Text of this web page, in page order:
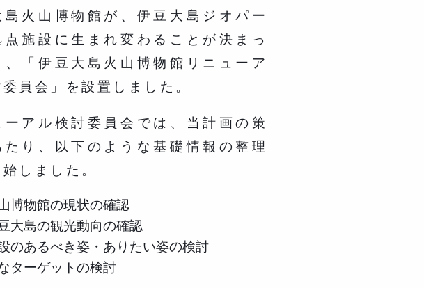
島火山博物館が、伊豆大島ジオパー
点施設に生まれ変わることが決まっ
、「伊豆大島火山博物館リニューア
員会」を設置しました。
ーアル検討委員会では、当計画の策
たり、以下のような基礎情報の整理
しました。
博物館の現状の確認
大島の観光動向の確認
のあるべき姿・ありたい姿の検討
ターゲットの検討